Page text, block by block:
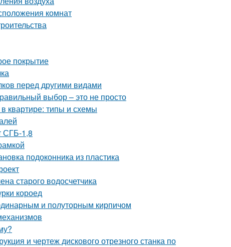
комнат
покрытие
перед другими видами
выбор – это не просто
квартире: типы и схемы
СГБ-1,8
подоконника из пластика
старого водосчетчика
короед
и полуторным кирпичом
и чертеж дискового отрезного станка по